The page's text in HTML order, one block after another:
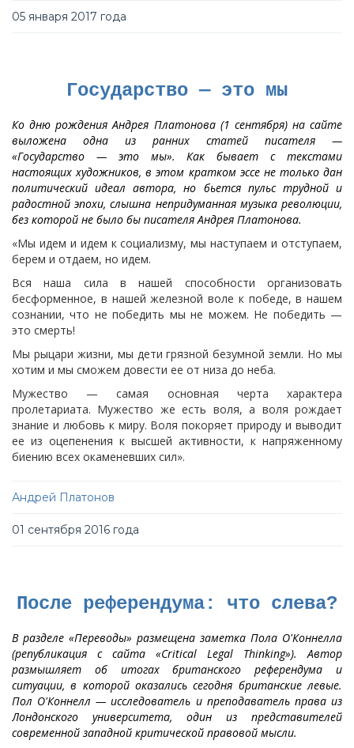
05 января 2017 года
Государство — это мы
Ко дню рождения Андрея Платонова (1 сентября) на сайте
выложена одна из ранних статей писателя —
«Государство — это мы». Как бывает с текстами
настоящих художников, в этом кратком эссе не только дан
политический идеал автора, но бьется пульс трудной и
радостной эпохи, слышна непридуманная музыка революции,
без которой не было бы писателя Андрея Платонова.
«Мы идем и идем к социализму, мы наступаем и отступаем,
берем и отдаем, но идем.
Вся наша сила в нашей способности организовать
бесформенное, в нашей железной воле к победе, в нашем
сознании, что не победить мы не можем. Не победить —
это смерть!
Мы рыцари жизни, мы дети грязной безумной земли. Но мы
хотим и мы сможем довести ее от низа до неба.
Мужество — самая основная черта характера
пролетариата. Мужество же есть воля, а воля рождает
знание и любовь к миру. Воля покоряет природу и выводит
ее из оцепенения к высшей активности, к напряженному
биению всех окаменевших сил».
Андрей Платонов
01 сентября 2016 года
После референдума: что слева?
В разделе «Переводы» размещена заметка Пола О'Коннелла
(републикация с сайта «Critical Legal Thinking»). Автор
размышляет об итогах британского референдума и
ситуации, в которой оказались сегодня британские левые.
Пол О'Коннелл — исследователь и преподаватель права из
Лондонского университета, один из представителей
современной западной критической правовой мысли.